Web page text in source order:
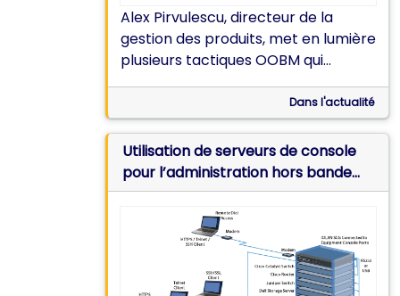
Alex Pirvulescu, directeur de la
gestion des produits, met en lumière
plusieurs tactiques OOBM qui
peuvent être utilisées pour simplifier
et renforcer l'accès DC OOBM à
distance.
Dans l'actualité
Utilisation de serveurs de console
pour l’administration hors bande
(OOBM) dans les centres de
données du campus universitaire